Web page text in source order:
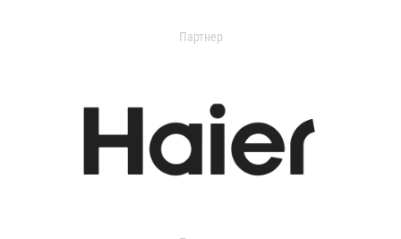
Партнер